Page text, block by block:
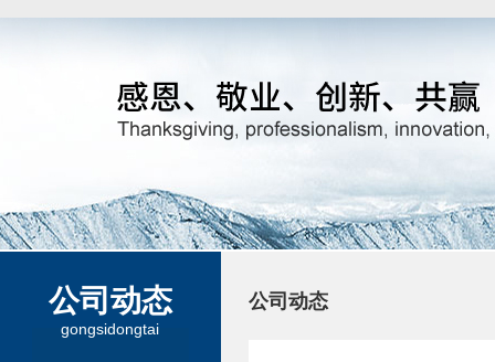
公司动态
gongsidongtai
公司动态